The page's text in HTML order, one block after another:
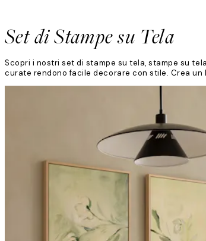
Set di Stampe su Tela
Scopri i nostri set di stampe su tela, stampe su
curate rendono facile decorare con stile. Crea